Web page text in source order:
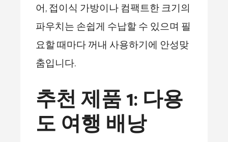
어, 접이식 가방이나 컴팩트한 크기의
파우치는 손쉽게 수납할 수 있으며 필
요할 때마다 꺼내 사용하기에 안성맞
춤입니다.
추천 제품 1: 다용
도 여행 배낭